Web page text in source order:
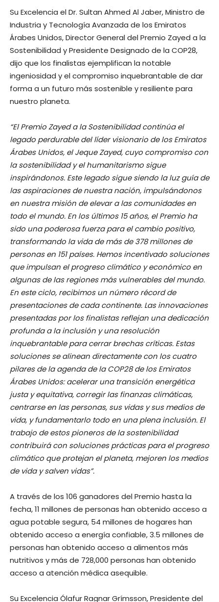
Su Excelencia el Dr. Sultan Ahmed Al Jaber, Ministro de
Industria y Tecnología Avanzada de los Emiratos
Árabes Unidos, Director General del Premio Zayed a la
Sostenibilidad y Presidente Designado de la COP28,
dijo que los finalistas ejemplifican la notable
ingeniosidad y el compromiso inquebrantable de dar
forma a un futuro más sostenible y resiliente para
nuestro planeta.
“El Premio Zayed a la Sostenibilidad continúa el
legado perdurable del líder visionario de los Emiratos
Árabes Unidos, el Jeque Zayed, cuyo compromiso con
la sostenibilidad y el humanitarismo sigue
inspirándonos. Este legado sigue siendo la luz guía de
las aspiraciones de nuestra nación, impulsándonos
en nuestra misión de elevar a las comunidades en
todo el mundo. En los últimos 15 años, el Premio ha
sido una poderosa fuerza para el cambio positivo,
transformando la vida de más de 378 millones de
personas en 151 países. Hemos incentivado soluciones
que impulsan el progreso climático y económico en
algunas de las regiones más vulnerables del mundo.
En este ciclo, recibimos un número récord de
presentaciones de cada continente. Las innovaciones
presentadas por los finalistas reflejan una dedicación
profunda a la inclusión y una resolución
inquebrantable para cerrar brechas críticas. Estas
soluciones se alinean directamente con los cuatro
pilares de la agenda de la COP28 de los Emiratos
Árabes Unidos: acelerar una transición energética
justa y equitativa, corregir las finanzas climáticas,
centrarse en las personas, sus vidas y sus medios de
vida, y fundamentarlo todo en una plena inclusión. El
trabajo de estos pioneros de la sostenibilidad
contribuirá con soluciones prácticas para el progreso
climático que protejan el planeta, mejoren los medios
de vida y salven vidas”.
A través de los 106 ganadores del Premio hasta la
fecha, 11 millones de personas han obtenido acceso a
agua potable segura, 54 millones de hogares han
obtenido acceso a energía confiable, 3.5 millones de
personas han obtenido acceso a alimentos más
nutritivos y más de 728,000 personas han obtenido
acceso a atención médica asequible.
Su Excelencia Ólafur Ragnar Grímsson, Presidente del